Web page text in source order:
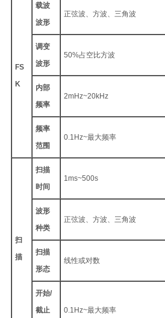
FS
K
载波
波形
正弦波、方波、三角波
调变
波形
50%占空比方波
内部
频率
2mHz~20kHz
频率
范围
0.1Hz~最大频率
扫
描
扫描
时间
1ms~500s
波形
种类
正弦波、方波、三角波
扫描
形态
线性或对数
开始/
截止
0.1Hz~最大频率